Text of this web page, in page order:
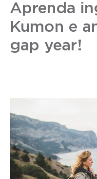
Aprenda
Kumon e
gap year!